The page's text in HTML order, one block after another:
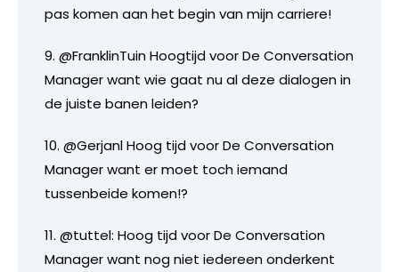
pas komen aan het begin van mijn carriere!
9. @FranklinTuin Hoogtijd voor De Conversation
Manager want wie gaat nu al deze dialogen in
de juiste banen leiden?
10. @Gerjanl Hoog tijd voor De Conversation
Manager want er moet toch iemand
tussenbeide komen!?
11. @tuttel: Hoog tijd voor De Conversation
Manager want nog niet iedereen onderkent